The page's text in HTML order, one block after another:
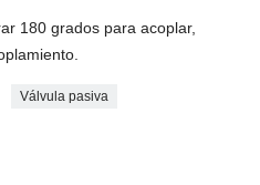
180 grados para acoplar,
Válvula pasiva